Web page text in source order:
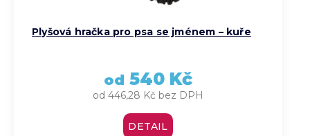
Plyšová hračka pro psa se jménem – kuře
od 446,28 Kč bez DPH
od 540 Kč
DETAIL